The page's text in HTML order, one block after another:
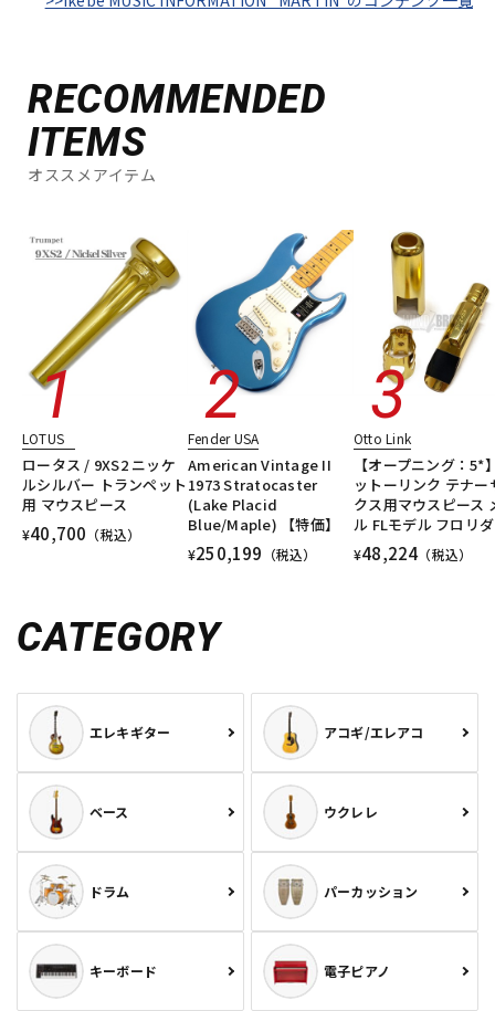
RECOMMENDED
ITEMS
オススメアイテム
LOTUS
ロータス / 9XS2 ニッケ
ルシルバー トランペット
用 マウスピース
¥40,700 （税込）
Fender USA
American Vintage II
1973 Stratocaster
(Lake Placid
Blue/Maple) 【特価】
¥250,199 （税込）
Otto Link
【オープニング：5*
ットーリンク テナー
クス用マウスピース
ル FLモデル フロリダ
¥48,224（税込）
CATEGORY
エレキギター アコギ/エレアコ
ベース ウクレレ
ドラム パーカッション
キーボード 電子ピアノ